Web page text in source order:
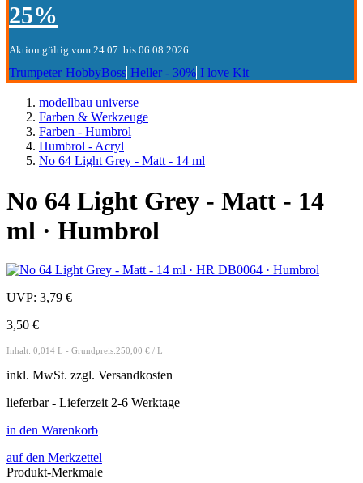
25%
Aktion gültig vom 24.07. bis 06.08.2026
Trumpeter HobbyBoss Heller - 30% I love Kit
modellbau universe
Farben & Werkzeuge
Farben - Humbrol
Humbrol - Acryl
No 64 Light Grey - Matt - 14 ml
No 64 Light Grey - Matt - 14
ml · Humbrol
UVP: 3,79 €
3,50 €
Inhalt: 0,014 L - Grundpreis:250,00 € / L
inkl. MwSt. zzgl. Versandkosten
lieferbar - Lieferzeit 2-6 Werktage
in den Warenkorb
auf den Merkzettel
Produkt-Merkmale